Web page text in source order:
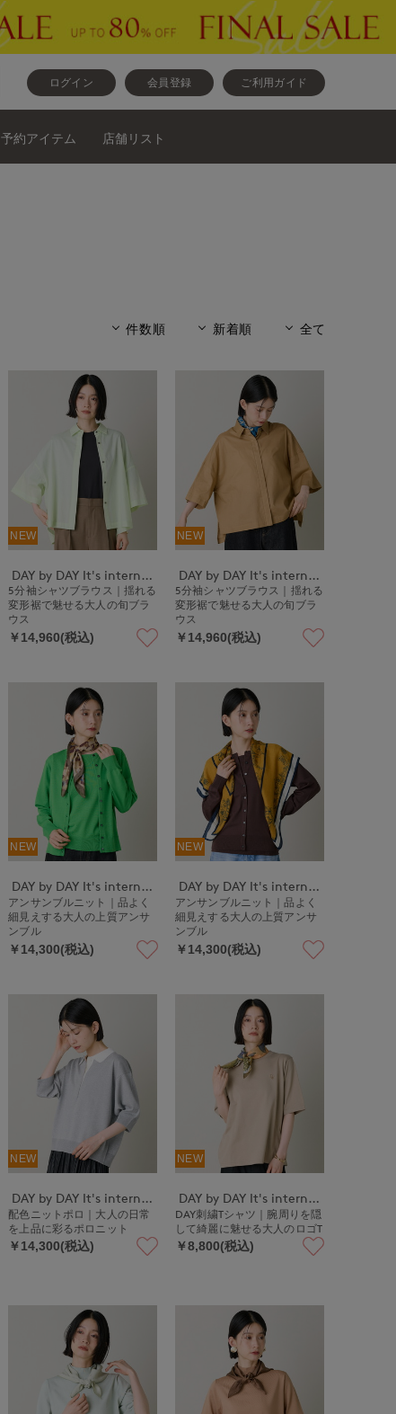
ログイン 会員登録 ご利用ガイド
予約アイテム 店舗リスト
件数順 新着順 全て
NEW
DAY by DAY It's international
5分袖シャツブラウス｜揺れる
変形裾で魅せる大人の旬ブラ
ウス
￥14,960(税込)
NEW
DAY by DAY It's international
5分袖シャツブラウス｜揺れる
変形裾で魅せる大人の旬ブラ
ウス
￥14,960(税込)
NEW
DAY by DAY It's international
アンサンブルニット｜品よく
細見えする大人の上質アンサ
ンブル
￥14,300(税込)
NEW
DAY by DAY It's international
アンサンブルニット｜品よく
細見えする大人の上質アンサ
ンブル
￥14,300(税込)
NEW
DAY by DAY It's international
配色ニットポロ｜大人の日常
を上品に彩るポロニット
￥14,300(税込)
NEW
DAY by DAY It's international
DAY刺繍Tシャツ｜腕周りを隠
して綺麗に魅せる大人のロゴT
￥8,800(税込)